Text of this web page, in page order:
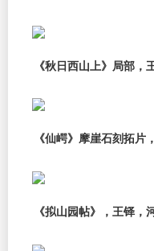
《秋日西山上》局部，
《仙崿》摩崖石刻拓
《拟山园帖》，王铎，